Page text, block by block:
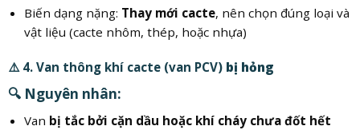
Biến dạng nặng: Thay mới cacte, nên chọn đúng loại và
vật liệu (cacte nhôm, thép, hoặc nhựa)
⚠️ 4. Van thông khí cacte (van PCV) bị hỏng
🔍 Nguyên nhân:
Van bị tắc bởi cặn dầu hoặc khí cháy chưa đốt hết